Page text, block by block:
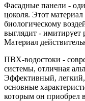
Фасадные панели -
цоколя. Этот
биологическому
выглядит - имитирует
Материал
ПВХ-водостоки -
системы, отличная
Эффективный,
основные
которым он приобрел